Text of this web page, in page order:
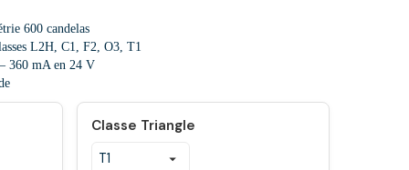
600 candelas
L2H, C1, F2, O3, T1
360 mA en 24 V
Classe Triangle